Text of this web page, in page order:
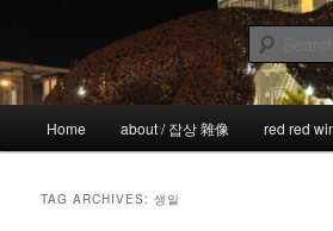
primary
content
secondary
content!wicked
the more I see the less I know
Home about / 잡상 雜像 red red
TAG ARCHIVES:생일